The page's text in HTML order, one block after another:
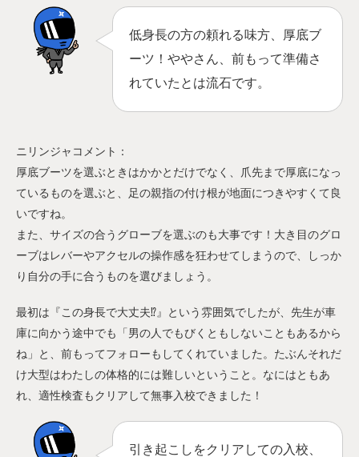
低身長の方の頼れる味方、厚底ブ
ーツ！ややさん、前もって準備さ
れていたとは流石です。
ニリンジャコメント：
厚底ブーツを選ぶときはかかとだけでなく、爪先まで厚底になっ
ているものを選ぶと、足の親指の付け根が地面につきやすくて良
いですね。
また、サイズの合うグローブを選ぶのも大事です！大き目のグロ
ーブはレバーやアクセルの操作感を狂わせてしまうので、しっか
り自分の手に合うものを選びましょう。
最初は『この身長で大丈夫⁉︎』という雰囲気でしたが、先生が車
庫に向かう途中でも「男の人でもびくともしないこともあるから
ね」と、前もってフォローもしてくれていました。たぶんそれだ
け大型はわたしの体格的には難しいということ。なにはともあ
れ、適性検査もクリアして無事入校できました！
引き起こしをクリアしての入校、